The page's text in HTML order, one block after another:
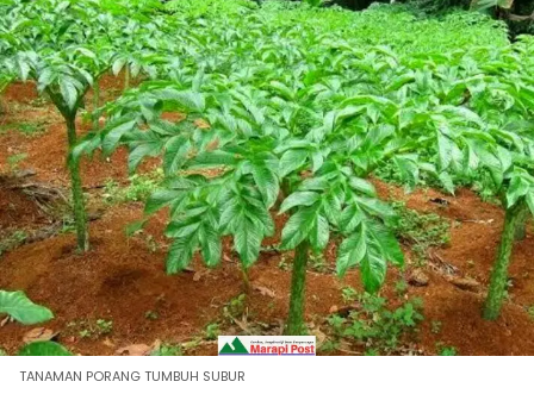
TANAMAN PORANG TUMBUH SUBUR